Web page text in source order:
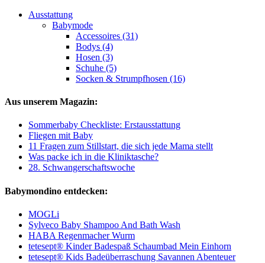
Ausstattung
Babymode
Accessoires (31)
Bodys (4)
Hosen (3)
Schuhe (5)
Socken & Strumpfhosen (16)
Aus unserem Magazin:
Sommerbaby Checkliste: Erstausstattung
Fliegen mit Baby
11 Fragen zum Stillstart, die sich jede Mama stellt
Was packe ich in die Kliniktasche?
28. Schwangerschaftswoche
Babymondino entdecken:
MOGLi
Sylveco Baby Shampoo And Bath Wash
HABA Regenmacher Wurm
tetesept® Kinder Badespaß Schaumbad Mein Einhorn
tetesept® Kids Badeüberraschung Savannen Abenteuer